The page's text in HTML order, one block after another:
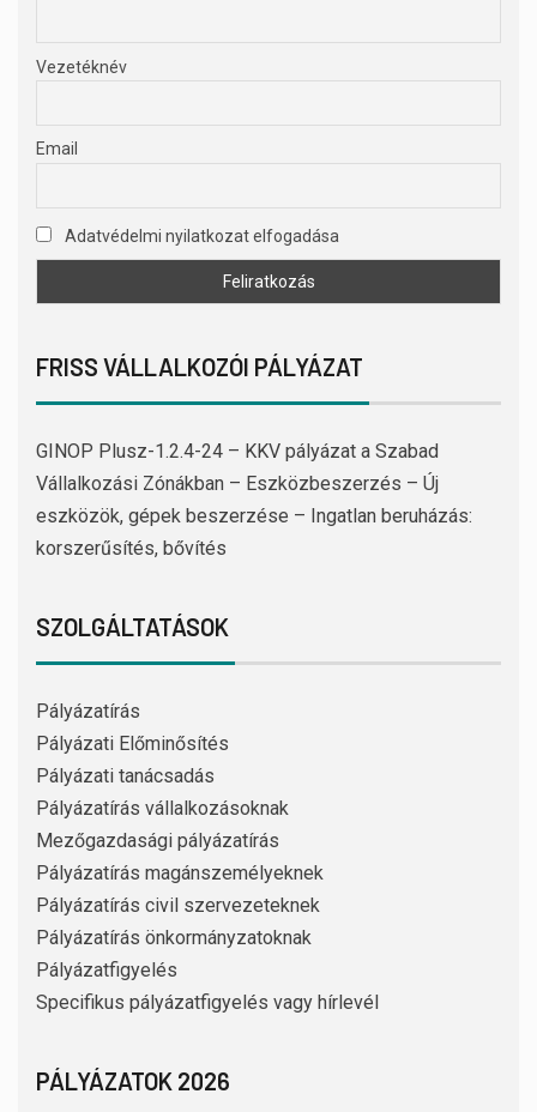
Vezetéknév
Email
Adatvédelmi nyilatkozat elfogadása
FRISS VÁLLALKOZÓI PÁLYÁZAT
GINOP Plusz-1.2.4-24 – KKV pályázat a Szabad
Vállalkozási Zónákban – Eszközbeszerzés – Új
eszközök, gépek beszerzése – Ingatlan beruházás:
korszerűsítés, bővítés
SZOLGÁLTATÁSOK
Pályázatírás
Pályázati Előminősítés
Pályázati tanácsadás
Pályázatírás vállalkozásoknak
Mezőgazdasági pályázatírás
Pályázatírás magánszemélyeknek
Pályázatírás civil szervezeteknek
Pályázatírás önkormányzatoknak
Pályázatfigyelés
Specifikus pályázatfigyelés vagy hírlevél
PÁLYÁZATOK 2026